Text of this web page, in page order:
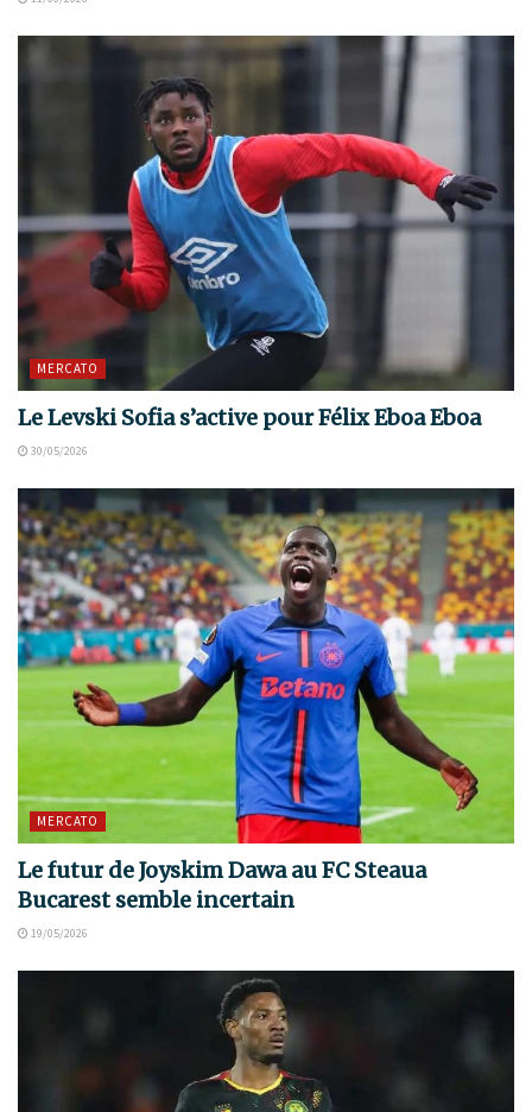
MERCATO
Le Levski Sofia s’active pour Félix Eboa Eboa
30/05/2026
MERCATO
Le futur de Joyskim Dawa au FC Steaua
Bucarest semble incertain
19/05/2026